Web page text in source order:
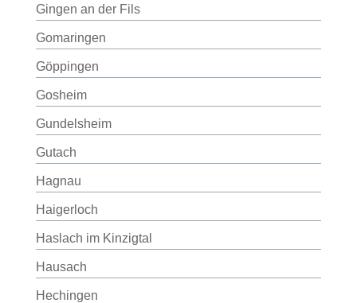
Gingen an der Fils
Gomaringen
Göppingen
Gosheim
Gundelsheim
Gutach
Hagnau
Haigerloch
Haslach im Kinzigtal
Hausach
Hechingen